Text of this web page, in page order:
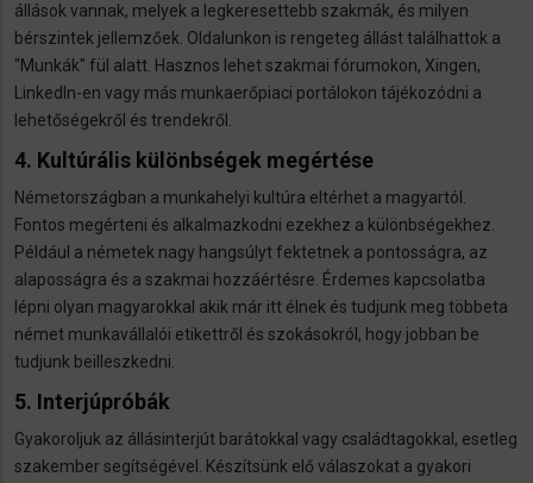
állások vannak, melyek a legkeresettebb szakmák, és milyen
bérszintek jellemzőek. Oldalunkon is rengeteg állást találhattok a
"Munkák" fül alatt. Hasznos lehet szakmai fórumokon, Xingen,
LinkedIn-en vagy más munkaerőpiaci portálokon tájékozódni a
lehetőségekről és trendekről.
4. Kultúrális különbségek megértése
Németországban a munkahelyi kultúra eltérhet a magyartól.
Fontos megérteni és alkalmazkodni ezekhez a különbségekhez.
Például a németek nagy hangsúlyt fektetnek a pontosságra, az
alaposságra és a szakmai hozzáértésre. Érdemes kapcsolatba
lépni olyan magyarokkal akik már itt élnek és tudjunk meg többeta
német munkavállalói etikettről és szokásokról, hogy jobban be
tudjunk beilleszkedni.
5. Interjúpróbák
Gyakoroljuk az állásinterjút barátokkal vagy családtagokkal, esetleg
szakember segítségével. Készítsünk elő válaszokat a gyakori